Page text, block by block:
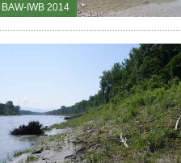
IWB 2014